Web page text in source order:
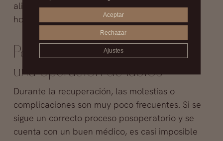
alimentos pesados durante las primeras 48
horas.
Posibles molestias después de
una operación de labios
Durante la recuperación, las molestias o
complicaciones son muy poco frecuentes. Si se
sigue un correcto proceso posoperatorio y se
cuenta con un buen médico, es casi imposible
Aceptar
Rechazar
Ajustes